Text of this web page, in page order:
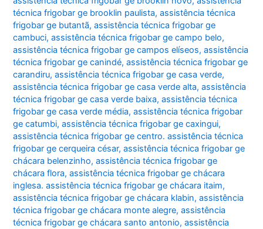
técnica frigobar ge brooklin paulista,assistência técnica
frigobar ge butantã,assistência técnica frigobar ge
cambuci,assistência técnica frigobar ge campo belo,
assistência técnica frigobar ge campos elíseos,assistência
técnica frigobar ge canindé,assistência técnica frigobar ge
carandiru,assistência técnica frigobar ge casa verde,
assistência técnica frigobar ge casa verde alta,assistência
técnica frigobar ge casa verde baixa,assistência técnica
frigobar ge casa verde média,assistência técnica frigobar
ge catumbi,assistência técnica frigobar ge caxingui,
assistência técnica frigobar ge centro. assistência técnica
frigobar ge cerqueira césar,assistência técnica frigobar ge
chácara belenzinho,assistência técnica frigobar ge
chácara flora,assistência técnica frigobar ge chácara
inglesa. assistência técnica frigobar ge chácara itaim,
assistência técnica frigobar ge chácara klabin,assistência
técnica frigobar ge chácara monte alegre,assistência
técnica frigobar ge chácara santo antonio,assistência